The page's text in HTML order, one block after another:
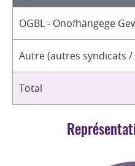
OGBL - Onofhängege
Autre (autres syndicats
Total